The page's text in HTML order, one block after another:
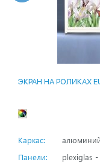
ЭКРАН НА РОЛИКАХ
Каркас:
Панели:
plexiglas